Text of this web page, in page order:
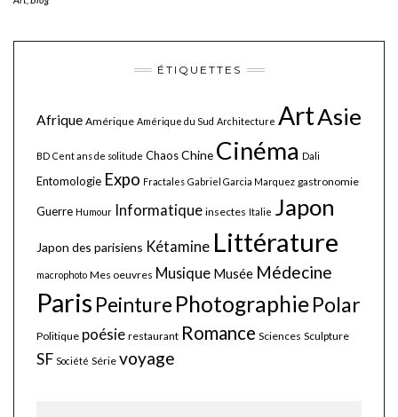
ÉTIQUETTES
Afrique Amérique Amérique du Sud Architecture ArtAsie
BD Cent ans de solitude ChaosChine Cinéma Dali
Entomologie Expo Fractales Gabriel Garcia Marquez gastronomie
Guerre Humour Informatique insectes Italie Japon
Japon des parisiens Kétamine Littérature
macrophoto Mes oeuvres Musique Musée Médecine
Paris Peinture PhotographiePolar
Politique poésie restaurant Romance Sciences Sculpture
SF Société Série voyage